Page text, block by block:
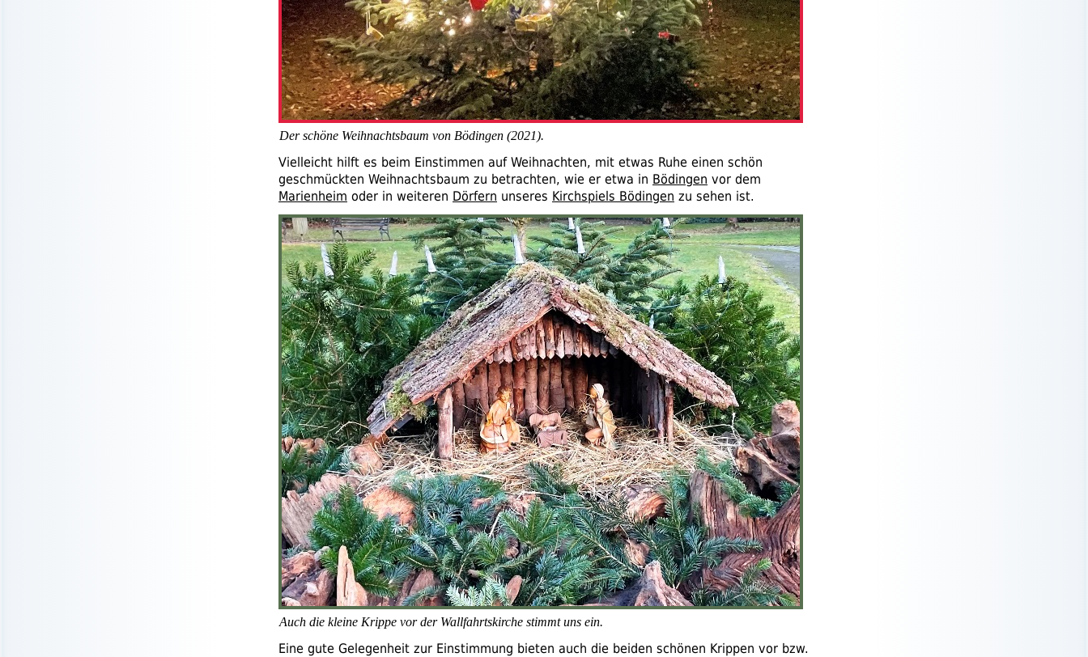
Der schöne Weihnachtsbaum von Bödingen (2021).
Vielleicht hilft es beim Einstimmen auf Weihnachten, mit etwas Ruhe einen schön
geschmückten Weihnachtsbaum zu betrachten, wie er etwa in Bödingen vor dem
Marienheim oder in weiteren Dörfern unseres Kirchspiels Bödingen zu sehen ist.
Auch die kleine Krippe vor der Wallfahrtskirche stimmt uns ein.
Eine gute Gelegenheit zur Einstimmung bieten auch die beiden schönen Krippen vor bzw.